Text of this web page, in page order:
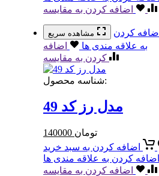
اضافه کردن به مقایسه
مشاهده سریع
اضافه کردن
به علاقه مندی ها
اضافه
کردن به مقایسه
شناسه محصول:
مدل رز کد 49
140000 تومان
اضافه کردن به سبد خرید
اضافه کردن به علاقه مندی ها
اضافه کردن به مقایسه